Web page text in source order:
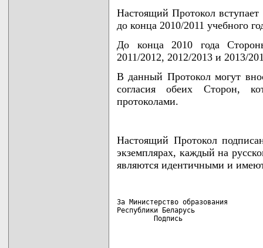
Настоящий Протокол
до конца 2010/2011 учебного
До конца 2010 года
2011/2012, 2012/2013 и 2013/
В данный Протокол могут
согласия обеих Сторон,
протоколами.
Настоящий Протокол
экземплярах, каждый на
являются идентичными и
За Министерство образования
Республики Беларусь
Подпись